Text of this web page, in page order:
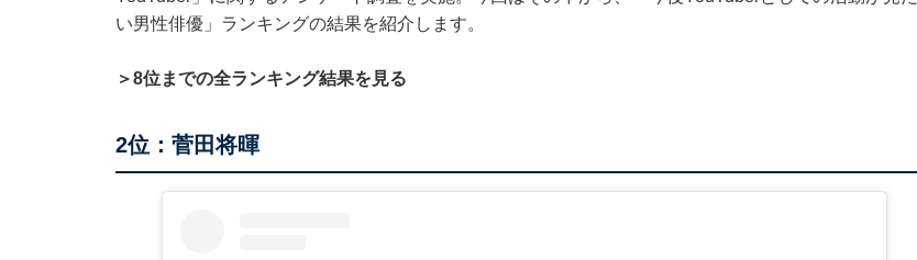
い男性俳優」ランキングの結果を紹介します。
＞8位までの全ランキング結果を見る
2位：菅田将暉